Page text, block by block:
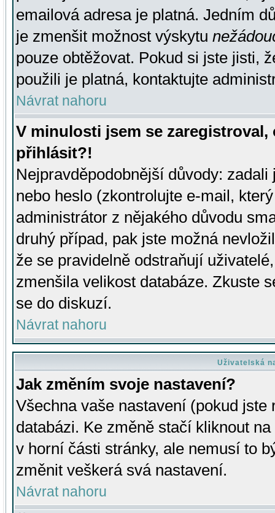
emailová adresa je platná. Jedním
je zmenšit možnost výskytu
pouze obtěžovat. Pokud si jste jisti,
použili je platná, kontaktujte
Návrat nahoru
V minulosti jsem se
přihlásit?!
Nejpravděpodobnější důvody:
nebo heslo (zkontrolujte e-mail,
administrátor z nějakého důvodu
druhý případ, pak jste možná
že se pravidelně odstraňují
zmenšila velikost databáze. Zkuste
se do diskuzí.
Návrat nahoru
Uživatelská
Jak změním svoje nastavení?
Všechna vaše nastavení (pokud
databázi. Ke změně stačí kliknout
v horní části stránky, ale nemusí to
změnit veškerá svá nastavení.
Návrat nahoru